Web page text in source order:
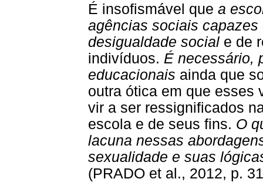
É insofismável que a
agências sociais
desigualdade social e de
indivíduos. É necessário,
educacionais ainda que
outra ótica em que esses
vir a ser ressignificados
escola e de seus fins. O
lacuna nessas
sexualidade e suas
(PRADO et al., 2012, p.